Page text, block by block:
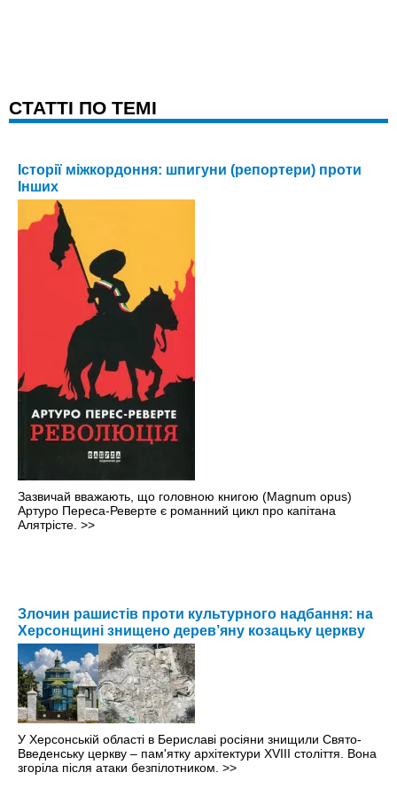
CТАТТІ ПО ТЕМІ
Історії міжкордоння: шпигуни (репортери) проти
Інших
Зазвичай вважають, що головною книгою (Magnum opus)
Артуро Переса-Реверте є романний цикл про капітана
Алятрісте. >>
Злочин рашистів проти культурного надбання: на
Херсонщині знищено дерев’яну козацьку церкву
У Херсонській області в Бериславі росіяни знищили Свято-
Введенську церкву – пам'ятку архітектури XVIII століття. Вона
згоріла після атаки безпілотником. >>